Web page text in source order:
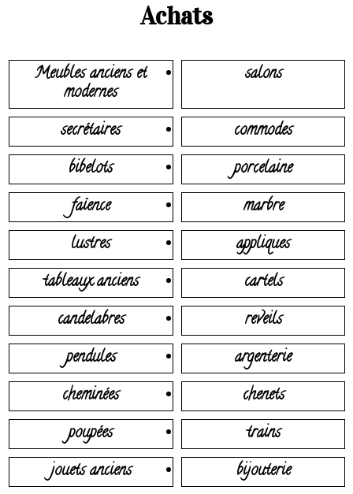
Achats
Meubles anciens et
modernes
salons
secrétaires
commodes
bibelots
porcelaine
faïence
marbre
lustres
appliques
tableaux anciens
cartels
candelabres
reveils
pendules
argenterie
cheminées
chenets
poupées
trains
jouets anciens
bijouterie